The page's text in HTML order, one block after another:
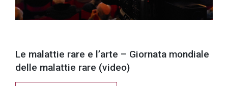
Le malattie rare e l’arte – Giornata mondiale
delle malattie rare (video)